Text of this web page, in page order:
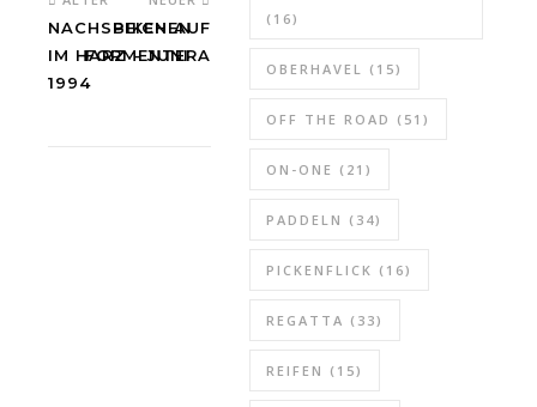
NACHSPEICHEN
IM HARZ - JUNI
1994
BIKEN AUF
FORMENTERA
(16)
OBERHAVEL (15)
OFF THE ROAD (51)
ON-ONE (21)
PADDELN (34)
PICKENFLICK (16)
REGATTA (33)
REIFEN (15)